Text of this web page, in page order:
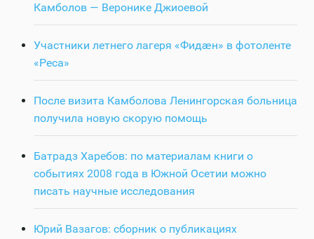
Камболов — Веронике Джиоевой
Участники летнего лагеря «Фидӕн» в фотоленте
«Реса»
После визита Камболова Ленингорская больница
получила новую скорую помощь
Батрадз Харебов: по материалам книги о
событиях 2008 года в Южной Осетии можно
писать научные исследования
Юрий Вазагов: сборник о публикациях